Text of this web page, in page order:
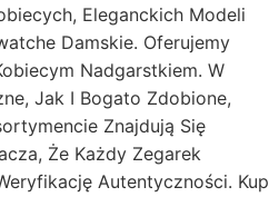
Eleganckich Modeli
Damskie. Oferujemy
Nadgarstkiem. W
Jak I Bogato Zdobione,
Znajdują Się
Że Każdy Zegarek
Autentyczności. Kup